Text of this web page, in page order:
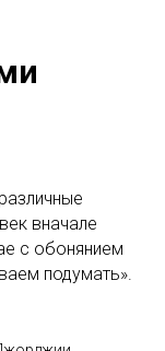
вначале
с обонянием
подумать».